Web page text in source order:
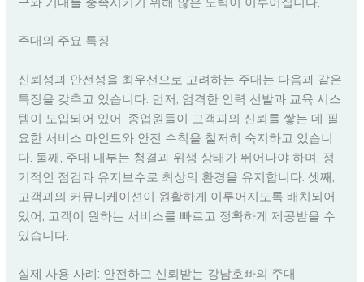
주대의 주요 특징
신뢰성과 안전성을 최우선으로 고려하는 주대는 다음과 같은
특징을 갖추고 있습니다. 먼저, 엄격한 인력 선발과 교육 시스
템이 도입되어 있어, 종업원들이 고객과의 신뢰를 쌓는 데 필
요한 서비스 마인드와 안전 수칙을 철저히 숙지하고 있습니
다. 둘째, 주대 내부는 청결과 위생 상태가 뛰어나야 하며, 정
기적인 점검과 유지보수로 최상의 환경을 유지합니다. 셋째,
고객과의 커뮤니케이션이 원활하게 이루어지도록 배치되어
있어, 고객이 원하는 서비스를 빠르고 정확하게 제공받을 수
있습니다.
실제 사용 사례: 안전하고 신뢰받는 강남호빠의 주대